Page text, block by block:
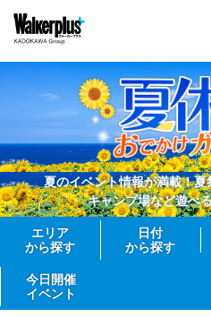
夏のイベント情報が満載！
キャンプ場など遊べ
エリア
から探す
日付
から探す
今日開催
イベント